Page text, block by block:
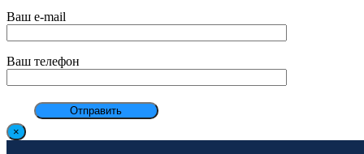
Ваш e-mail
Ваш телефон
×